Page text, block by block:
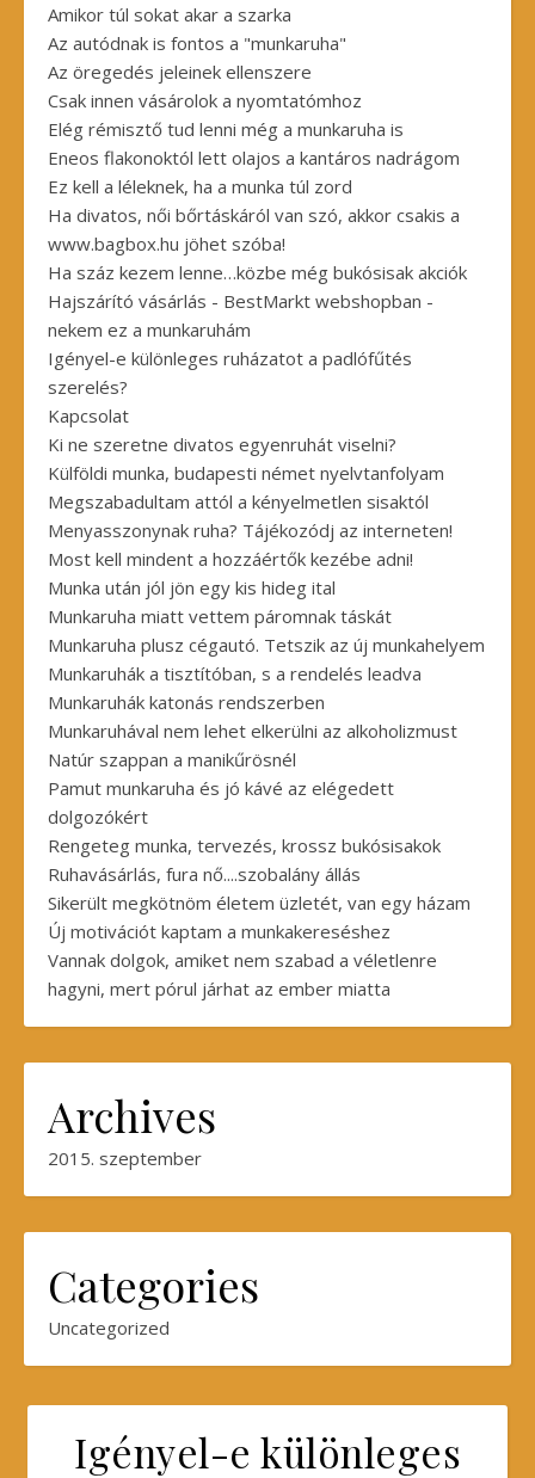
Amikor túl sokat akar a szarka
Az autódnak is fontos a "munkaruha"
Az öregedés jeleinek ellenszere
Csak innen vásárolok a nyomtatómhoz
Elég rémisztő tud lenni még a munkaruha is
Eneos flakonoktól lett olajos a kantáros nadrágom
Ez kell a léleknek, ha a munka túl zord
Ha divatos, női bőrtáskáról van szó, akkor csakis a
www.bagbox.hu jöhet szóba!
Ha száz kezem lenne…közbe még bukósisak akciók
Hajszárító vásárlás - BestMarkt webshopban -
nekem ez a munkaruhám
Igényel-e különleges ruházatot a padlófűtés
szerelés?
Kapcsolat
Ki ne szeretne divatos egyenruhát viselni?
Külföldi munka, budapesti német nyelvtanfolyam
Megszabadultam attól a kényelmetlen sisaktól
Menyasszonynak ruha? Tájékozódj az interneten!
Most kell mindent a hozzáértők kezébe adni!
Munka után jól jön egy kis hideg ital
Munkaruha miatt vettem páromnak táskát
Munkaruha plusz cégautó. Tetszik az új munkahelyem
Munkaruhák a tisztítóban, s a rendelés leadva
Munkaruhák katonás rendszerben
Munkaruhával nem lehet elkerülni az alkoholizmust
Natúr szappan a manikűrösnél
Pamut munkaruha és jó kávé az elégedett
dolgozókért
Rengeteg munka, tervezés, krossz bukósisakok
Ruhavásárlás, fura nő....szobalány állás
Sikerült megkötnöm életem üzletét, van egy házam
Új motivációt kaptam a munkakereséshez
Vannak dolgok, amiket nem szabad a véletlenre
hagyni, mert pórul járhat az ember miatta
Archives
2015. szeptember
Categories
Uncategorized
Igényel-e különleges